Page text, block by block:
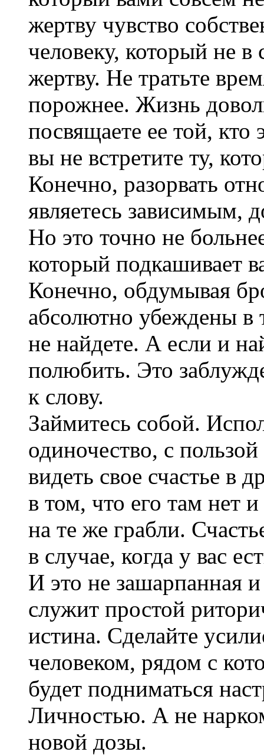
жертву чувство
человеку, который не
жертву. Не тратьте
порожнее. Жизнь
посвящаете ее той,
вы не встретите ту,
Конечно, разорвать
являетесь зависимым,
Но это точно не
который подкашивает
Конечно, обдумывая
абсолютно убеждены в
не найдете. А если и
полюбить. Это
к слову.
Займитесь собой.
одиночество, с
видеть свое счастье в
в том, что его там нет
на те же грабли.
в случае, когда у вас
И это не зашарпанная
служит простой
истина. Сделайте
человеком, рядом с
будет подниматься
Личностью. А не
новой дозы.